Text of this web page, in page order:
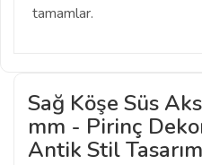
tamamlar.
Sağ Köşe Süs
mm - Pirinç
Antik Stil